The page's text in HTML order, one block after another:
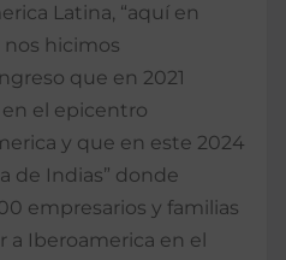
Latina, “aquí en
hicimos
que en 2021
el epicentro
y que en este 2024
de Indias” donde
empresarios y familias
a Iberoamerica en el